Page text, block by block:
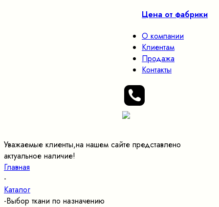
Цена от фабрики
О компании
Клиентам
Продажа
Контакты
Уважаемые клиенты,на нашем сайте представлено
актуальное наличие!
Главная
-
Каталог
-Выбор ткани по назначению